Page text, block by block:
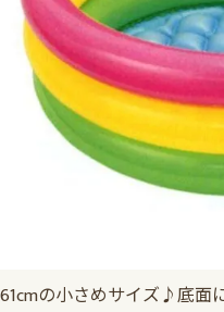
61cmの小さめサイズ♪底面